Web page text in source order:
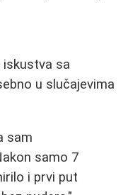
sa
u slučajevima
sam
samo 7
i prvi put